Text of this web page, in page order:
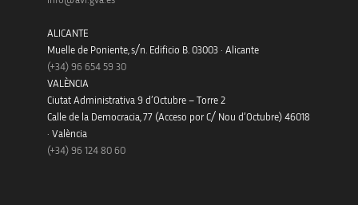
ALICANTE
Muelle de Poniente, s/n. Edificio B. 03003 · Alicante
(+34) 96 654 59 30
VALÈNCIA
Ciutat Administrativa 9 d’Octubre – Torre 2
Calle de la Democracia, 77 (Acceso por C/ Nou d’Octubre) 46018
· València
(+34) 96 124 80 60